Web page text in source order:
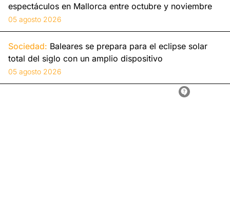
espectáculos en Mallorca entre octubre y noviembre
05 agosto 2026
Sociedad: Baleares se prepara para el eclipse solar
total del siglo con un amplio dispositivo
05 agosto 2026